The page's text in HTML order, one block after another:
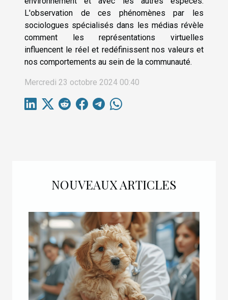
L'observation de ces phénomènes par les
sociologues spécialisés dans les médias révèle
comment les représentations virtuelles
influencent le réel et redéfinissent nos valeurs et
nos comportements au sein de la communauté.
Mercredi 23 octobre 2024 00:40
NOUVEAUX ARTICLES